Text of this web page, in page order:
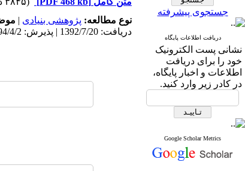
جستجوی پیشرفته
دریافت اطلاعات پایگاه
نشانی پست الکترونیک
خود را برای دریافت
اطلاعات و اخبار پایگاه،
در کادر زیر وارد کنید.
Google Scholar Metrics
نوع مطالعه: پژوهشی بنیادی |
دریافت: 1392/7/20 | پذیرش: 1394/4/2 | انتشار: 1394/4/2